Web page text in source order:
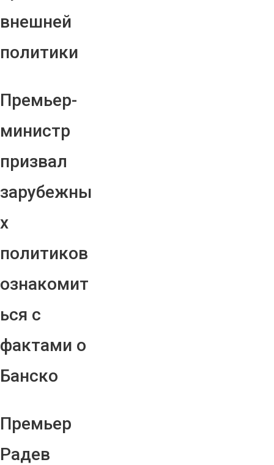
внешней
политики
Премьер-
министр
призвал
зарубежны
х
политиков
ознакомит
ься с
фактами о
Банско
Премьер
Радев